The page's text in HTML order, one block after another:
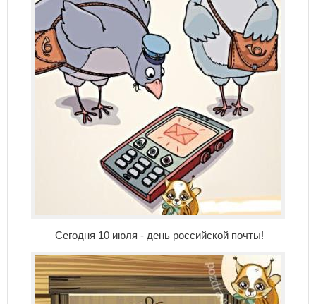
Сегодня 10 июля - день российской почты!